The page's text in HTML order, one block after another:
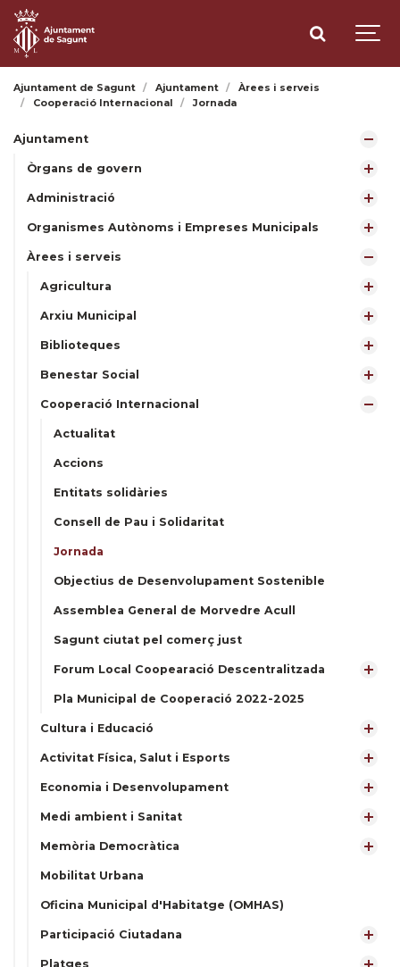
Ajuntament de Sagunt Ajuntament
Àrees i serveis
Cooperació Internacional
Jornada
Ajuntament
Òrgans de govern
Administració
Organismes Autònoms i Empreses Municipals
Àrees i serveis
Agricultura
Arxiu Municipal
Biblioteques
Benestar Social
Cooperació Internacional
Actualitat
Accions
Entitats solidàries
Consell de Pau i Solidaritat
Jornada
Objectius de Desenvolupament Sostenible
Assemblea General de Morvedre Acull
Sagunt ciutat pel comerç just
Forum Local Coopearació Descentralitzada
Pla Municipal de Cooperació 2022-2025
Cultura i Educació
Activitat Física, Salut i Esports
Economia i Desenvolupament
Medi ambient i Sanitat
Memòria Democràtica
Mobilitat Urbana
Oficina Municipal d'Habitatge (OMHAS)
Participació Ciutadana
Platges